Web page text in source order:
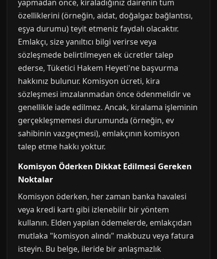
yapmadan önce, kiraladığınız dairenin tüm
özelliklerini (örneğin, aidat, doğalgaz bağlantısı,
eşya durumu) teyit etmeniz faydalı olacaktır.
Emlakçı, size yanıltıcı bilgi verirse veya
sözleşmede belirtilmeyen ek ücretler talep
ederse, Tüketici Hakem Heyeti'ne başvurma
hakkınız bulunur. Komisyon ücreti, kira
sözleşmesi imzalanmadan önce ödenmelidir ve
genellikle iade edilmez. Ancak, kiralama işleminin
gerçekleşmemesi durumunda (örneğin, ev
sahibinin vazgeçmesi), emlakçının komisyon
talep etme hakkı yoktur.
Komisyon Öderken Dikkat Edilmesi Gereken
Noktalar
Komisyon öderken, her zaman banka havalesi
veya kredi kartı gibi izlenebilir bir yöntem
kullanın. Elden yapılan ödemelerde, emlakçıdan
mutlaka "komisyon alındı" makbuzu veya fatura
isteyin. Bu belge, ileride bir anlaşmazlık